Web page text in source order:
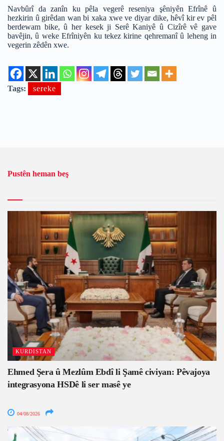
Navbûrî da zanîn ku pêla vegerê reseniya şêniyên Efrînê û
hezkirin û girêdan wan bi xaka xwe ve diyar dike, hêvî kir ev pêl
berdewam bike, û her kesek ji Serê Kaniyê û Cizîrê vê gave
bavêjin, û weke Efrîniyên ku tekez kirine qehremanî û leheng in
vegerin zêdên xwe.
Tags: sereke
Pustên heman beş
KURDISTAN
Ehmed Şera û Mezlûm Ebdî li Şamê civiyan: Pêvajoya
integrasyona HSDê li ser masê ye
04/08/2026